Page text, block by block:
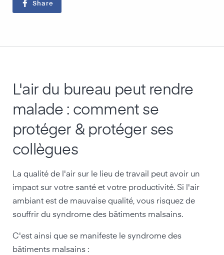
Share
L'air du bureau peut rendre
malade : comment se
protéger & protéger ses
collègues
La qualité de l'air sur le lieu de travail peut avoir un
impact sur votre santé et votre productivité. Si l'air
ambiant est de mauvaise qualité, vous risquez de
souffrir du syndrome des bâtiments malsains.
C'est ainsi que se manifeste le syndrome des
bâtiments malsains :